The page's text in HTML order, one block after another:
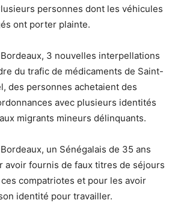
personnes dont les véhicules
ont porter plainte.
3 nouvelles interpellations
du trafic de médicaments de Saint-
des personnes achetaient des
avec plusieurs identités
migrants mineurs délinquants.
un Sénégalais de 35 ans
avoir fournis de faux titres de séjours
compatriotes et pour les avoir
identité pour travailler.